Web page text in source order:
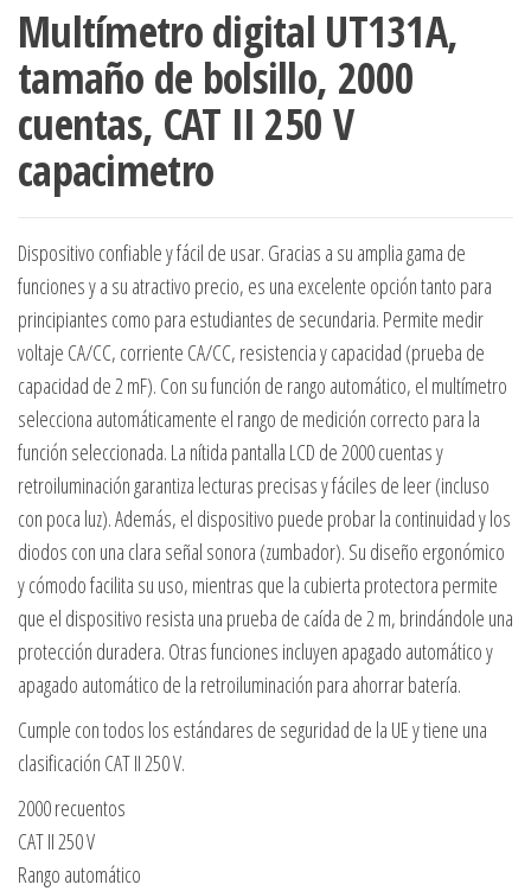
Multímetro digital UT131A,
tamaño de bolsillo, 2000
cuentas, CAT II 250 V
capacimetro
Dispositivo confiable y fácil de usar. Gracias a su amplia gama de
funciones y a su atractivo precio, es una excelente opción tanto para
principiantes como para estudiantes de secundaria. Permite medir
voltaje CA/CC, corriente CA/CC, resistencia y capacidad (prueba de
capacidad de 2 mF). Con su función de rango automático, el multímetro
selecciona automáticamente el rango de medición correcto para la
función seleccionada. La nítida pantalla LCD de 2000 cuentas y
retroiluminación garantiza lecturas precisas y fáciles de leer (incluso
con poca luz). Además, el dispositivo puede probar la continuidad y los
diodos con una clara señal sonora (zumbador). Su diseño ergonómico
y cómodo facilita su uso, mientras que la cubierta protectora permite
que el dispositivo resista una prueba de caída de 2 m, brindándole una
protección duradera. Otras funciones incluyen apagado automático y
apagado automático de la retroiluminación para ahorrar batería.
Cumple con todos los estándares de seguridad de la UE y tiene una
clasificación CAT II 250 V.
2000 recuentos
CAT II 250 V
Rango automático